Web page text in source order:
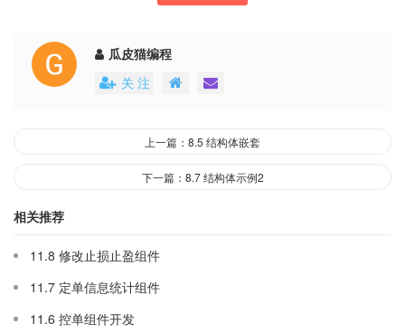
瓜皮猫编程
关 注
上一篇：8.5 结构体嵌套
下一篇：8.7 结构体示例2
相关推荐
11.8 修改止损止盈组件
11.7 定单信息统计组件
11.6 控单组件开发